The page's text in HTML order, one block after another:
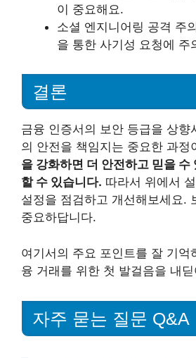
이 중요해요.
소셜 엔지니어링 공격 주
을 통한 사기성 요청에 주
결론
금융 인증서의 보안 등급을 상향
의 안전을 책임지는 중요한 과정
을 강화하면 더 안전하고 믿을 수
할 수 있습니다. 따라서 위에서
설정을 점검하고 개선해보세요.
중요하답니다.
여기서의 주요 포인트를 잘 기억
융 거래를 위한 첫 발걸음을 내
자주 묻는 질문 Q&A